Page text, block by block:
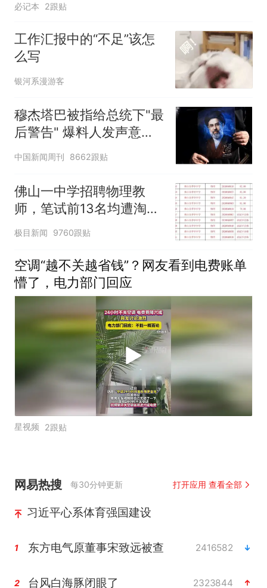
必记本 2跟贴
工作汇报中的“不足”该怎
么写
银河系漫游客
穆杰塔巴被指给总统下"最
后警告" 爆料人发声意味
深长
中国新闻周刊 8662跟贴
佛山一中学招聘物理教
师，笔试前13名均遭淘
汰？教育局：已叫停招
极目新闻 9760跟贴
空调“越不关越省钱”？网友看到电费账单
懵了，电力部门回应
星视频 2跟贴
网易热搜 每30分钟更新 打开应用 查看全部
习近平心系体育强国建设
1 东方电气原董事宋致远被查 2416582
2 台风白海豚闭眼了 2323844